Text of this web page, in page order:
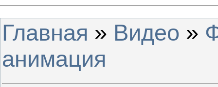
Главная » Видео »
анимация